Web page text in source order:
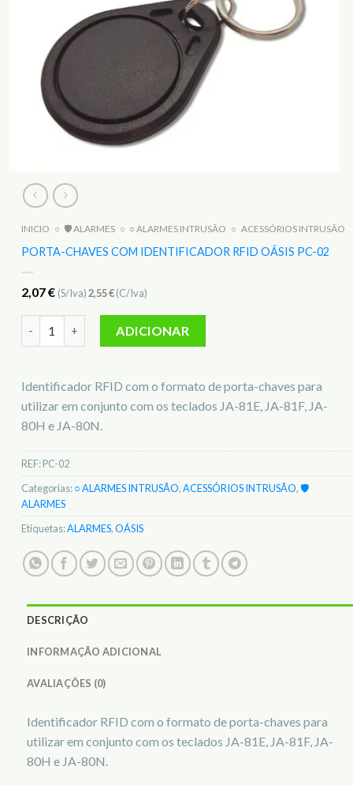
INICIO ○ 🛡️ ALARMES ○ ○ ALARMES INTRUSÃO ○ ACESSÓRIOS INTRUSÃO
PORTA-CHAVES COM IDENTIFICADOR RFID OÁSIS PC-02
2,07€ (S/Iva)2,55€(C/Iva)
ADICIONAR
Identificador RFID com o formato de porta-chaves para
utilizar em conjunto com os teclados JA-81E, JA-81F, JA-
80H e JA-80N.
REF:PC-02
Categorias:○ ALARMES INTRUSÃO,ACESSÓRIOS INTRUSÃO, 🛡️
ALARMES
Etiquetas:ALARMES,OÁSIS
DESCRIÇÃO
INFORMAÇÃO ADICIONAL
AVALIAÇÕES (0)
Identificador RFID com o formato de porta-chaves para
utilizar em conjunto com os teclados JA-81E, JA-81F, JA-
80H e JA-80N.